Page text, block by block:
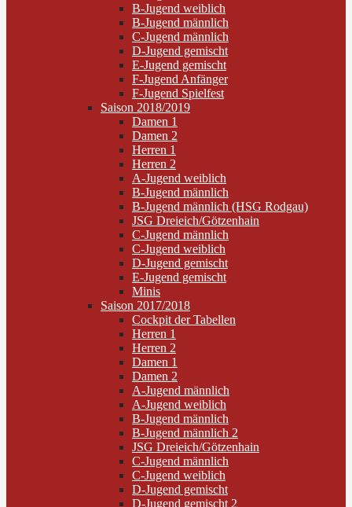
B-Jugend weiblich
B-Jugend männlich
C-Jugend männlich
D-Jugend gemischt
E-Jugend gemischt
F-Jugend Anfänger
F-Jugend Spielfest
Saison 2018/2019
Damen 1
Damen 2
Herren 1
Herren 2
A-Jugend weiblich
B-Jugend männlich
B-Jugend männlich (HSG Rodgau)
JSG Dreieich/Götzenhain
C-Jugend männlich
C-Jugend weiblich
D-Jugend gemischt
E-Jugend gemischt
Minis
Saison 2017/2018
Cockpit der Tabellen
Herren 1
Herren 2
Damen 1
Damen 2
A-Jugend männlich
A-Jugend weiblich
B-Jugend männlich
B-Jugend männlich 2
JSG Dreieich/Götzenhain
C-Jugend männlich
C-Jugend weiblich
D-Jugend gemischt
D-Jugend gemischt 2